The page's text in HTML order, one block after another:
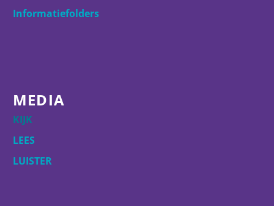
Informatiefolders
MEDIA
KIJK
LEES
LUISTER